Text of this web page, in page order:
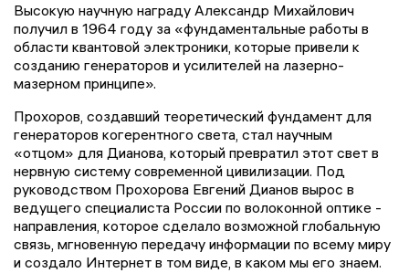
Высокую научную награду Александр Михайлович
получил в 1964 году за «фундаментальные работы в
области квантовой электроники, которые привели к
созданию генераторов и усилителей на лазерно-
мазерном принципе».
Прохоров, создавший теоретический фундамент для
генераторов когерентного света, стал научным
«отцом» для Дианова, который превратил этот свет в
нервную систему современной цивилизации. Под
руководством Прохорова Евгений Дианов вырос в
ведущего специалиста России по волоконной оптике -
направления, которое сделало возможной глобальную
связь, мгновенную передачу информации по всему миру
и создало Интернет в том виде, в каком мы его знаем.